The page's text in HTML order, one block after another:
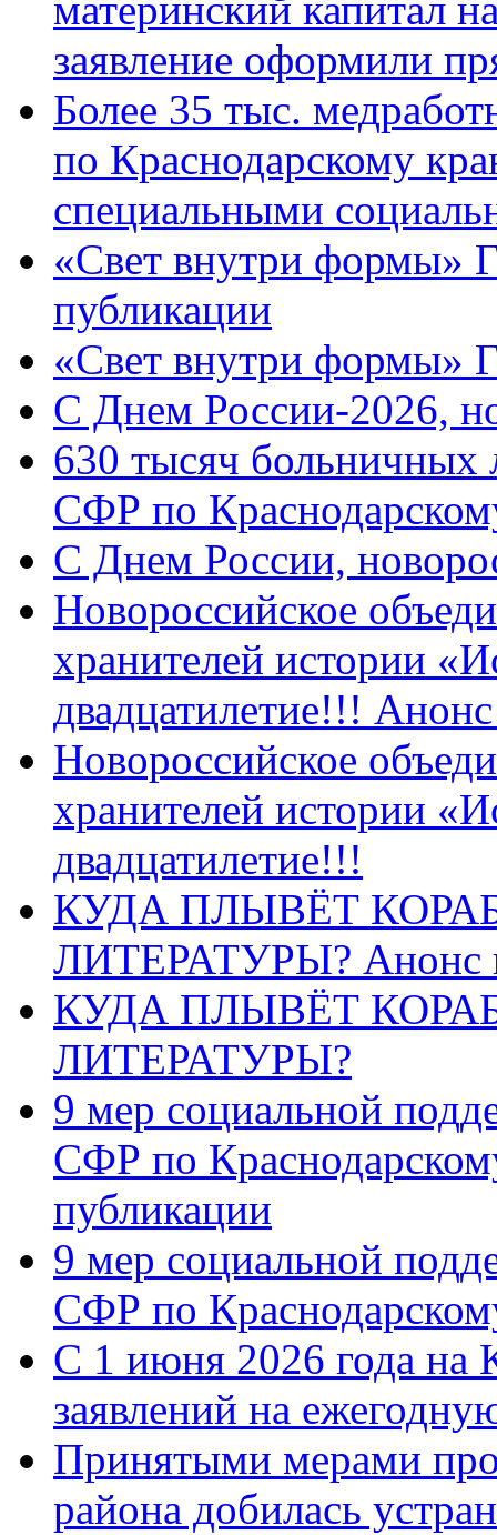
заявление оформили
Более 35 тыс.
по Краснодарскому
специальными
«Свет внутри формы»
публикации
«Свет внутри формы»
C Днем России-2026,
630 тысяч больничных
СФР по
C Днем России,
Новороссийское
хранителей истории
двадцатилетие!!!
Новороссийское
хранителей истории
двадцатилетие!!!
КУДА ПЛЫВЁТ
ЛИТЕРАТУРЫ? Анонс
КУДА ПЛЫВЁТ
ЛИТЕРАТУРЫ?
9 мер социальной
СФР по
публикации
9 мер социальной
СФР по
С 1 июня 2026 года на
заявлений на
Принятыми мерами
района добилась